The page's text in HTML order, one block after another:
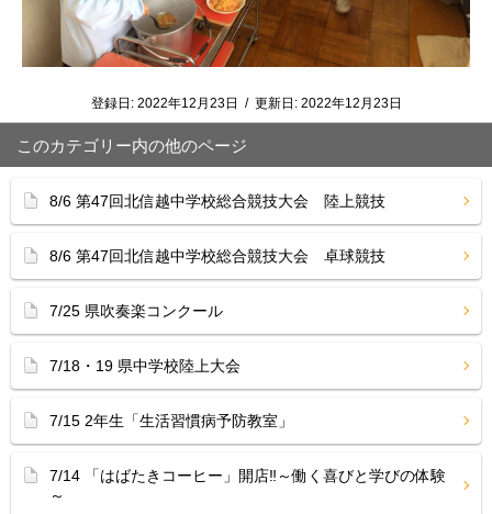
登録日: 2022年12月23日 / 更新日: 2022年12月23日
このカテゴリー内の他のページ
8/6 第47回北信越中学校総合競技大会 陸上競技
8/6 第47回北信越中学校総合競技大会 卓球競技
7/25 県吹奏楽コンクール
7/18・19 県中学校陸上大会
7/15 2年生「生活習慣病予防教室」
7/14 「はばたきコーヒー」開店‼︎～働く喜びと学びの体験
～